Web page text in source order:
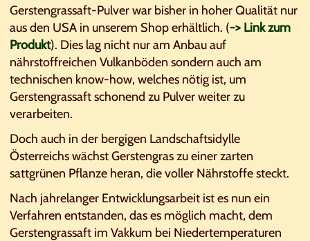
Gerstengrassaft-Pulver war bisher in hoher Qualität nur
aus den USA in unserem Shop erhältlich. (-> Link zum
Produkt). Dies lag nicht nur am Anbau auf
nährstoffreichen Vulkanböden sondern auch am
technischen know-how, welches nötig ist, um
Gerstengrassaft schonend zu Pulver weiter zu
verarbeiten.
Doch auch in der bergigen Landschaftsidylle
Österreichs wächst Gerstengras zu einer zarten
sattgrünen Pflanze heran, die voller Nährstoffe steckt.
Nach jahrelanger Entwicklungsarbeit ist es nun ein
Verfahren entstanden, das es möglich macht, dem
Gerstengrassaft im Vakkum bei Niedertemperaturen